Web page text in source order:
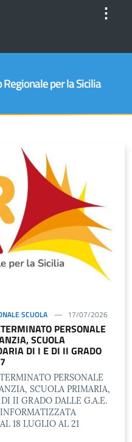
⋮
per la Sicilia
SCUOLA 17/07/2026
PERSONALE
SCUOLA
DI I E DI II GRADO
PERSONALE
SCUOLA PRIMARIA,
II GRADO DALLE G.A.E.
18 LUGLIO AL 21